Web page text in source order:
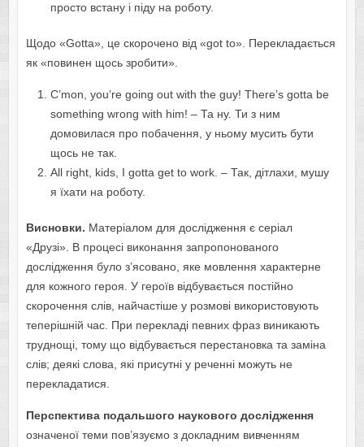
просто встану і піду на роботу.
Щодо «Gotta», це скорочено від «got to». Перекладається
як «повинен щось зробити».
C’mon, you’re going out with the guy! There’s gotta be
something wrong with him! – Та ну. Ти з ним
домовилася про побачення, у ньому мусить бути
щось не так.
All right, kids, I gotta get to work. – Так, дітлахи, мушу
я їхати на роботу.
Висновки. Матеріалом для дослідження є серіал
«Друзі». В процесі виконання запропонованого
дослідження було з’ясовано, яке мовлення характерне
для кожного героя. У героїв відбувається постійно
скорочення слів, найчастіше у розмові використовують
теперішній час. При перекладі певних фраз виникають
труднощі, тому що відбувається перестановка та заміна
слів; деякі слова, які присутні у реченні можуть не
перекладатися.
Перспектива подальшого наукового дослідження
означеної теми пов’язуємо з докладним вивченням